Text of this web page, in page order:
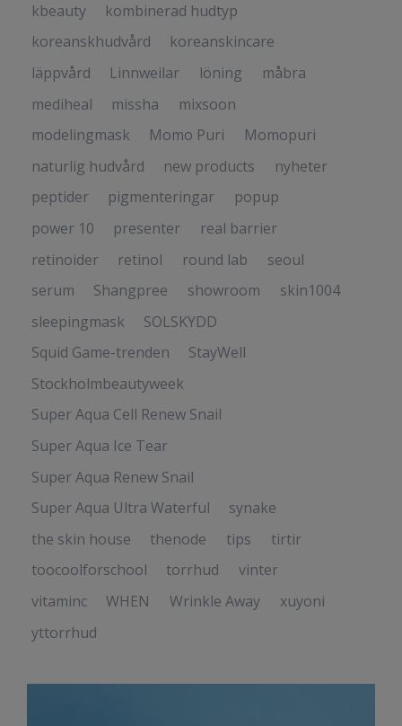
kbeauty
kombinerad hudtyp
koreanskhudvård
koreanskincare
läppvård
Linnweilar löning
måbra
mediheal
missha
mixsoon
modelingmask
Momo Puri
Momopuri
naturlig hudvård
new products
nyheter
peptider
pigmenteringar
popup
power 10
presenter
real barrier
retinoider
retinol round lab
seoul
serum
Shangpree showroom
skin1004
sleepingmask
SOLSKYDD
Squid Game-trenden
StayWell
Stockholmbeautyweek
Super Aqua Cell Renew Snail
Super Aqua Ice Tear
Super Aqua Renew Snail
Super Aqua Ultra Waterful
synake
the skin house
thenode tips
tirtir
toocoolforschool
torrhud
vinter
vitaminc
WHEN Wrinkle Away
xuyoni
yttorrhud